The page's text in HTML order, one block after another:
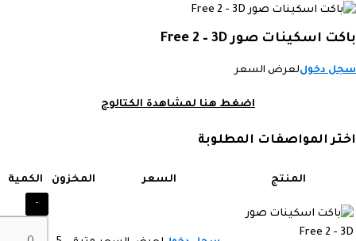
باكت اسكينات صور Free 2 – 3D
سجل دخوللعرض السعر
اضغط هنا لمشاهدة الكتالوج
اختر المواصفات المطلوبة
المنتج السعر المخزون الكمية
-